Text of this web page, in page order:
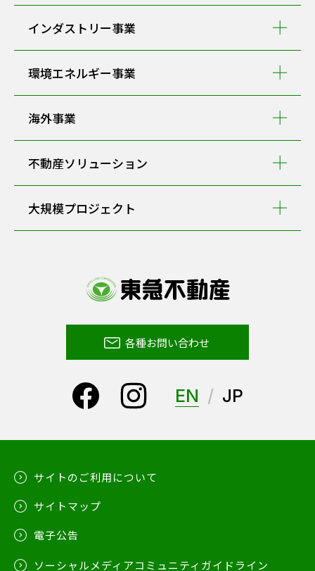
インダストリー事業
環境エネルギー事業
海外事業
不動産ソリューション
大規模プロジェクト
各種お問い合わせ
EN JP
サイトのご利用について
サイトマップ
電子公告
ソーシャルメディアコミュニティガイドライン